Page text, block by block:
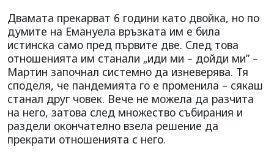
Двамата прекарват 6 години като двойка, но по
думите на Емануела връзката им е била
истинска само пред първите две. След това
отношенията им станали „иди ми – дойди ми” –
Мартин започнал системно да изневерява. Тя
споделя, че пандемията го е променила – сякаш
станал друг човек. Вече не можела да разчита
на него, затова след множество събирания и
раздели окончателно взела решение да
прекрати отношенията с него.